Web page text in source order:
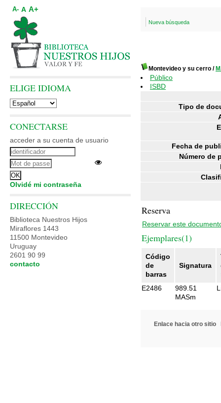
Nueva búsqueda
Montevideo y su cerro /
Público
ISBD
Tipo de
Fecha de
Número de
Reserva
Reservar este
Ejemplares(1)
Código
de
barras
Signatura
E2486
989.51
MASm
Enlace hacia otro sitio
A- A A+
ELIGE IDIOMA
CONECTARSE
acceder a su cuenta de usuario
Olvidé mi contraseña
DIRECCIÓN
Biblioteca Nuestros Hijos
Miraflores 1443
11500 Montevideo
Uruguay
2601 90 99
contacto